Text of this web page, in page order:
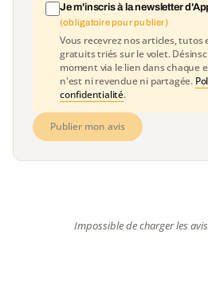
Je m'inscris à la newsletter
(obligatoire pour publier)
Vous recevrez nos articles, tutos
gratuits triés sur le volet.
moment via le lien dans chaque
n'est ni revendue ni partagée.
confidentialité.
Publier mon avis
Impossible de charger les